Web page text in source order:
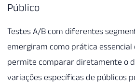
Público
Testes A/B com diferentes
emergiram como prática essencial
permite comparar diretamente o
variações específicas de públicos